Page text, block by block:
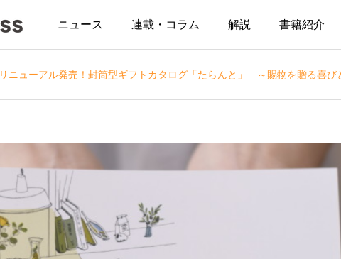
ニュース 連載・コラム 解説 書籍紹介
リニューアル発売！封筒型ギフトカタログ「たらんと」 ～賜物を贈る喜